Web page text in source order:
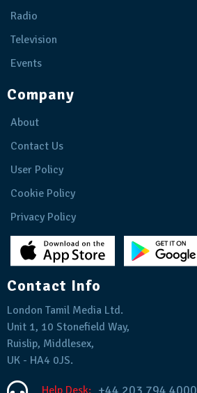
Radio
Television
Events
Company
About
Contact Us
User Policy
Cookie Policy
Privacy Policy
Contact Info
London Tamil Media Ltd.
Unit 1, 10 Stonefield Way,
Ruislip, Middlesex,
UK - HA4 0JS.